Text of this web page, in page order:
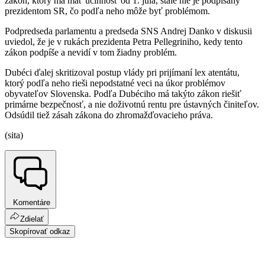
prezidentom SR, čo podľa neho môže byť problémom.
Podpredseda parlamentu a predseda SNS Andrej Danko v diskusii
uviedol, že je v rukách prezidenta Petra Pellegriniho, kedy tento
zákon podpíše a nevidí v tom žiadny problém.
Dubéci ďalej skritizoval postup vlády pri prijímaní lex atentátu,
ktorý podľa neho rieši nepodstatné veci na úkor problémov
obyvateľov Slovenska. Podľa Dubéciho má takýto zákon riešiť
primárne bezpečnosť, a nie doživotnú rentu pre ústavných činiteľov.
Odsúdil tiež zásah zákona do zhromažďovacieho práva.
(sita)
Komentáre
Zdielať
Skopírovať odkaz